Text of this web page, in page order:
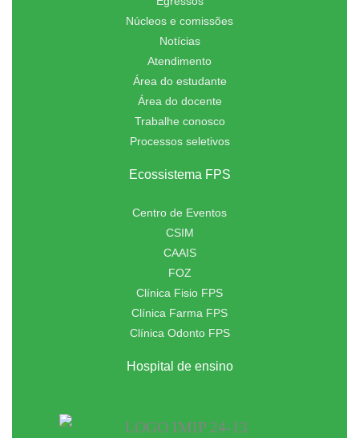
Núcleos e comissões
Notícias
Atendimento
Área do estudante
Área do docente
Trabalhe conosco
Processos seletivos
Ecossistema FPS
Centro de Eventos
CSIM
CAAIS
FOZ
Clínica Fisio FPS
Clínica Farma FPS
Clínica Odonto FPS
Hospital de ensino